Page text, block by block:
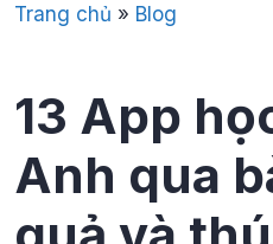
Trang chủ » Blog
13 App
Anh qua